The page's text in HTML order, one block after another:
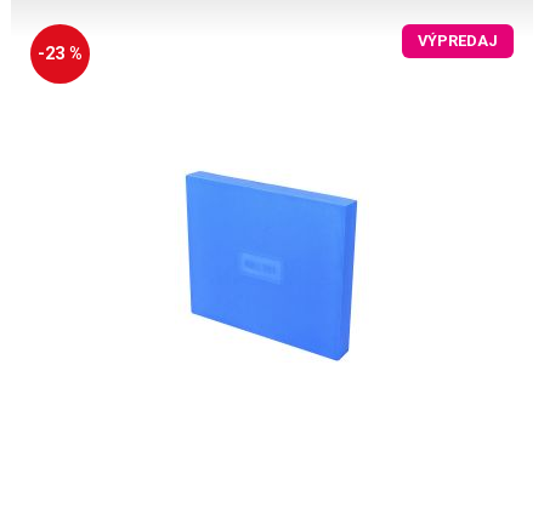
-23 %
VÝPREDAJ